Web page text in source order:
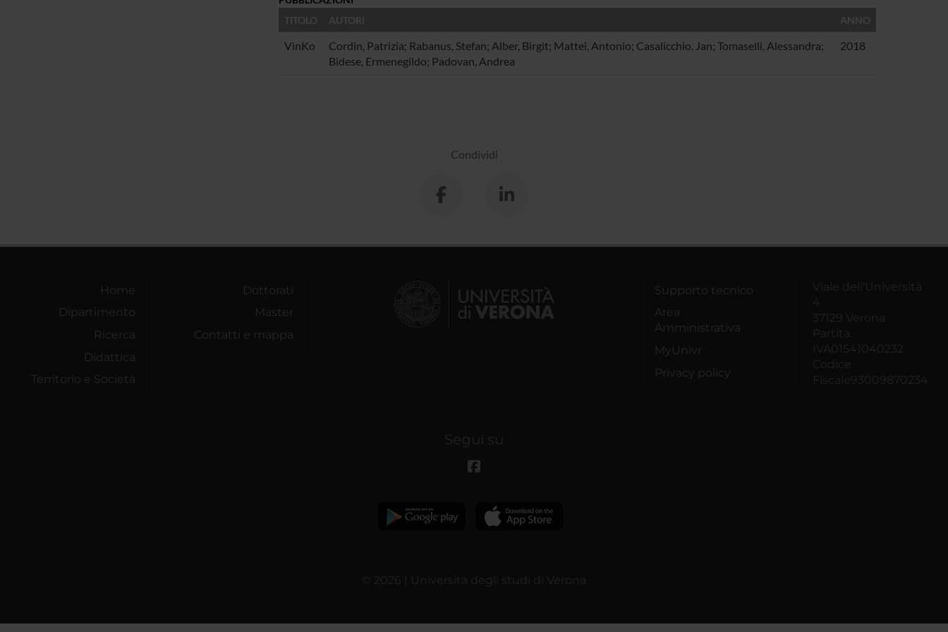
TITOLO
AUTORI ANNO
VinKo
Cordin, Patrizia; Rabanus, Stefan; Alber, Birgit; Mattei, Antonio; Casalicchio, Jan; Tomaselli, Alessandra;
Bidese, Ermenegildo; Padovan, Andrea
2018
Condividi
Home
Dipartimento
Ricerca
Didattica
Territorio e Società
Dottorati
Master
Contatti e mappa
Supporto tecnico
Area
Amministrativa
MyUnivr
Privacy policy
Viale dell'Università
4
37129 Verona
Partita
IVA01541040232
Codice
Fiscale93009870234
Segui su
© 2026 | Università degli studi di Verona